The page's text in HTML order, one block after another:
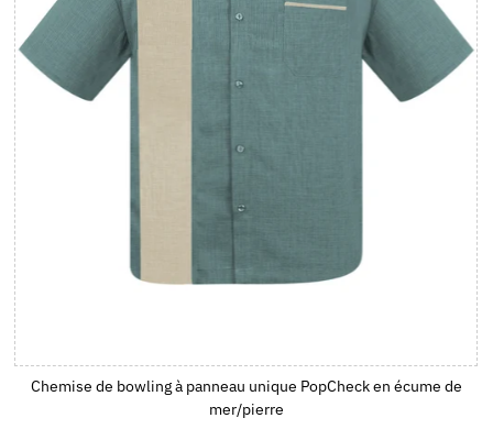
Chemise de bowling à panneau unique PopCheck en écume de
mer/pierre